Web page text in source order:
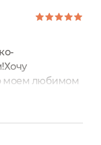
моем любимом
натуральной
недавно